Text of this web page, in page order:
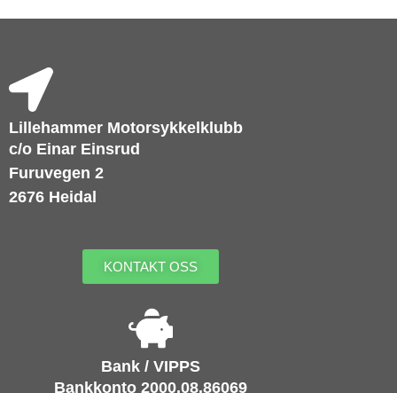
Lillehammer Motorsykkelklubb
c/o Einar Einsrud
Furuvegen 2
2676 Heidal
KONTAKT OSS
Bank / VIPPS
Bankkonto 2000.08.86069